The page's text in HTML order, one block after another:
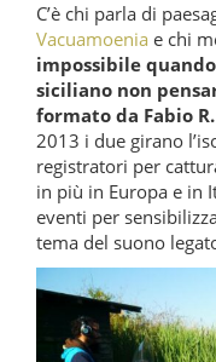
C’è chi parla di
Vacuamoenia e chi
impossibile
siciliano non
formato da Fabio
2013 i due girano
registratori per
in più in Europa e in
eventi per
tema del suono